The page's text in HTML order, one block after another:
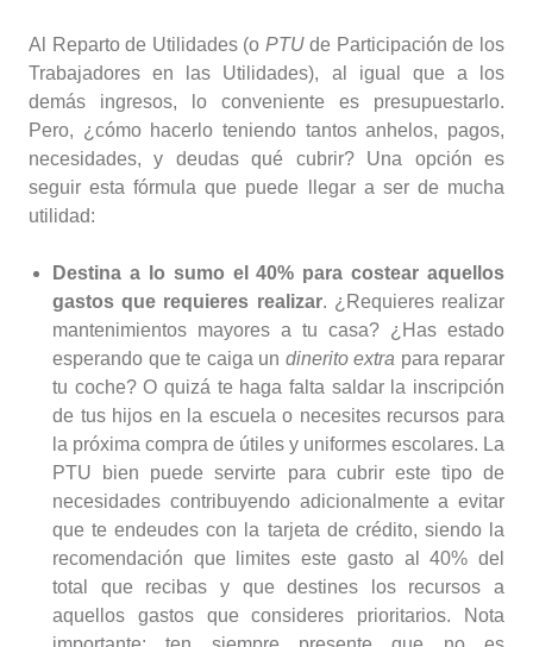
Al Reparto de Utilidades (o PTUde Participación de los
Trabajadores en las Utilidades), al igual que a los
demás ingresos, lo conveniente es presupuestarlo.
Pero, ¿cómo hacerlo teniendo tantos anhelos, pagos,
necesidades, y deudas qué cubrir? Una opción es
seguir esta fórmula que puede llegar a ser de mucha
utilidad:
Destina a lo sumo el 40% para costear aquellos
gastos que requieres realizar. ¿Requieres realizar
mantenimientos mayores a tu casa? ¿Has estado
esperando que te caiga un dinerito extra para reparar
tu coche? O quizá te haga falta saldar la inscripción
de tus hijos en la escuela o necesites recursos para
la próxima compra de útiles y uniformes escolares. La
PTU bien puede servirte para cubrir este tipo de
necesidades contribuyendo adicionalmente a evitar
que te endeudes con la tarjeta de crédito, siendo la
recomendación que limites este gasto al 40% del
total que recibas y que destines los recursos a
aquellos gastos que consideres prioritarios. Nota